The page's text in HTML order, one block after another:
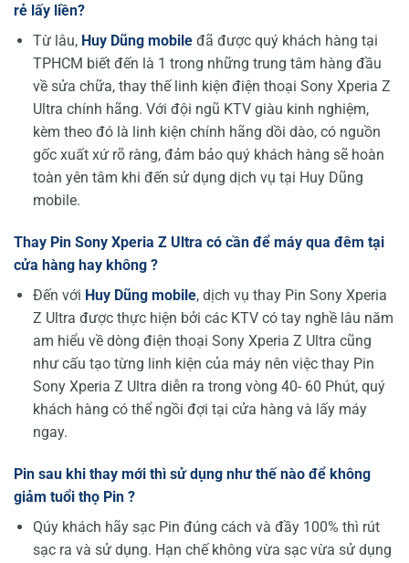
rẻ lấy liền?
Từ lâu, Huy Dũng mobileđã được quý khách hàng tại
TPHCM biết đến là 1 trong những trung tâm hàng đầu
về sửa chữa, thay thế linh kiện điện thoại Sony Xperia Z
Ultra chính hãng. Với đội ngũ KTV giàu kinh nghiệm,
kèm theo đó là linh kiện chính hãng dồi dào, có nguồn
gốc xuất xứ rõ ràng, đảm bảo quý khách hàng sẽ hoàn
toàn yên tâm khi đến sử dụng dịch vụ tại Huy Dũng
mobile.
Thay Pin Sony Xperia Z Ultra có cần để máy qua đêm tại
cửa hàng hay không ?
Đến với Huy Dũng mobile, dịch vụ thay Pin Sony Xperia
Z Ultra được thực hiện bởi các KTV có tay nghề lâu năm
am hiểu về dòng điện thoại Sony Xperia Z Ultra cũng
như cấu tạo từng linh kiện của máy nên việc thay Pin
Sony Xperia Z Ultra diễn ra trong vòng 40- 60 Phút, quý
khách hàng có thể ngồi đợi tại cửa hàng và lấy máy
ngay.
Pin sau khi thay mới thì sử dụng như thế nào để không
giảm tuổi thọ Pin ?
Qúy khách hãy sạc Pin đúng cách và đầy 100% thì rút
sạc ra và sử dụng. Hạn chế không vừa sạc vừa sử dụng